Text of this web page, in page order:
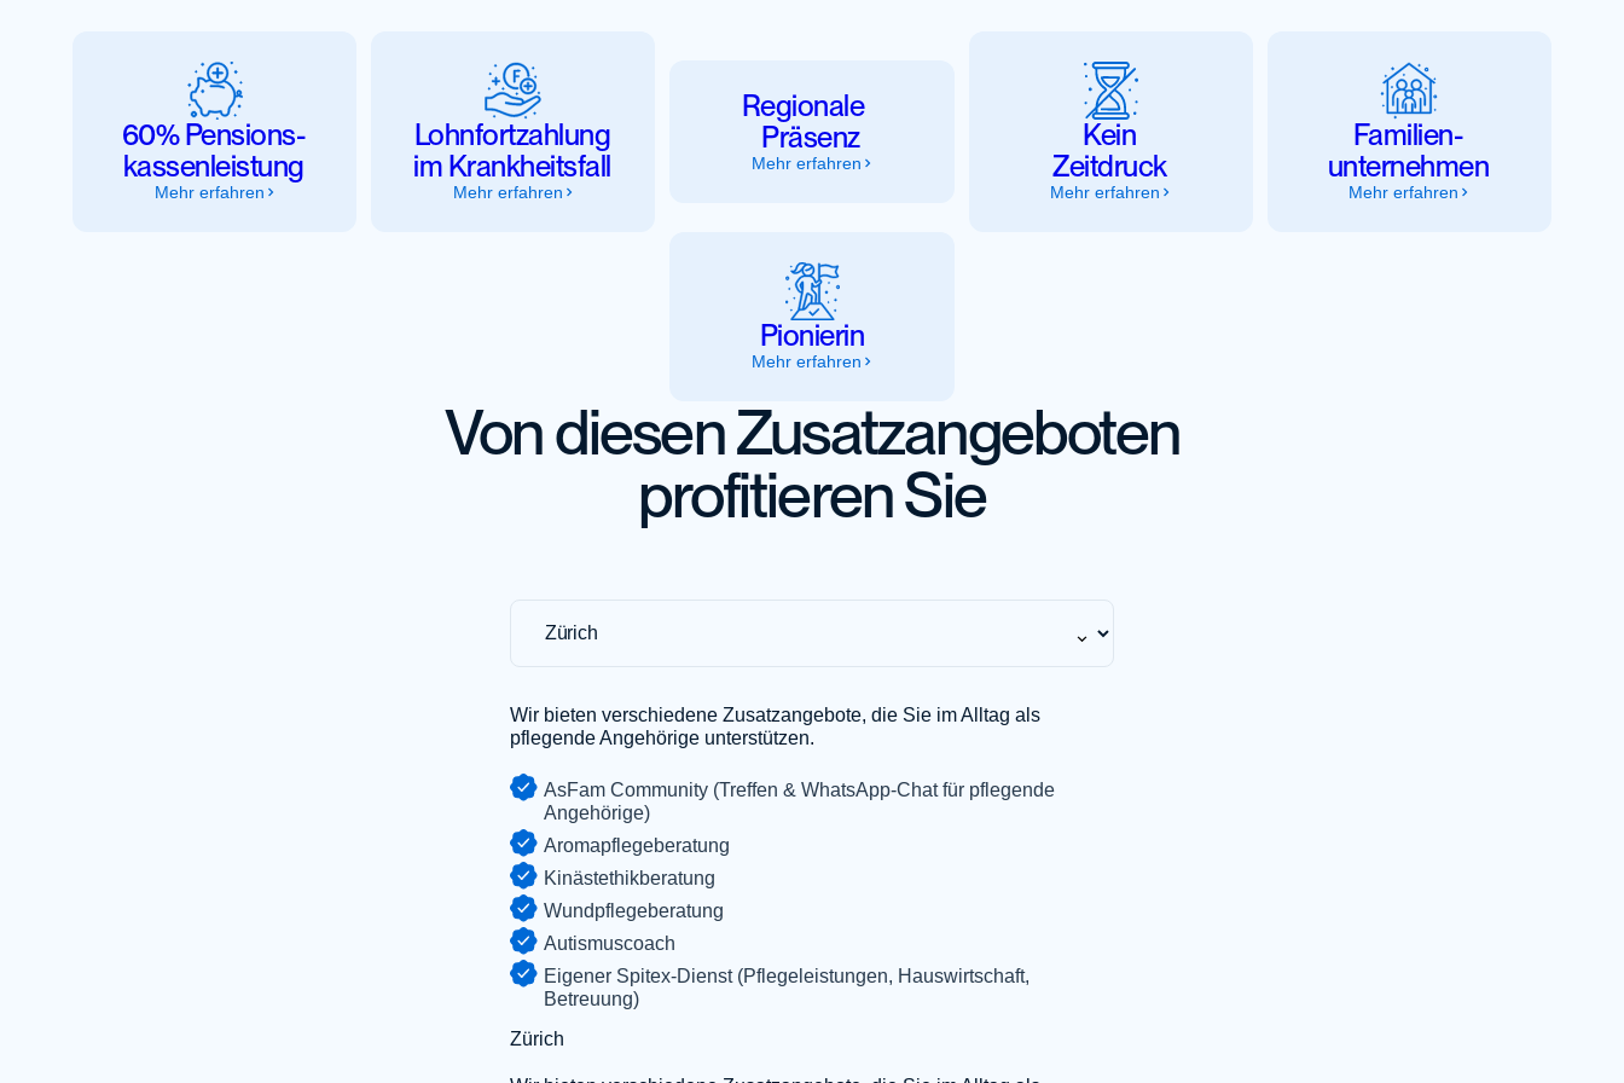
60% Pensions­
kassenleistung
Mehr erfahren
Lohnfortzahlung
im Krankheitsfall
Mehr erfahren
Regionale
Präsenz
Mehr erfahren
Kein
Zeitdruck
Mehr erfahren
Familien­
unternehmen
Mehr erfahren
Pionierin
Mehr erfahren
Von diesen Zusatzangeboten
profitieren Sie
Wir bieten verschiedene Zusatzangebote, die Sie im Alltag als
pflegende Angehörige unterstützen.
AsFam Community (Treffen & WhatsApp-Chat für pflegende
Angehörige)
Aromapflegeberatung
Kinästethikberatung
Wundpflegeberatung
Autismuscoach
Eigener Spitex-Dienst (Pflegeleistungen, Hauswirtschaft,
Betreuung)
Zürich